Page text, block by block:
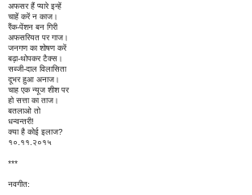
अफसर हैं प्यारे इन्हें
चाहें करें न काज।
रैंक-पेंशन बन गिरी
अफसरियत पर गाज।
जनगण का शोषण करें
बढ़ा-थोपकर टैक्स।
सब्जी-दाल विलासिता
दूभर हुआ अनाज।
चाह एक न्यूज शीश पर
हो सत्ता का ताज।
बतलाओ तो
धन्वन्तरी!
क्या है कोई इलाज?
१०.११.२०१५
***
नवगीत: